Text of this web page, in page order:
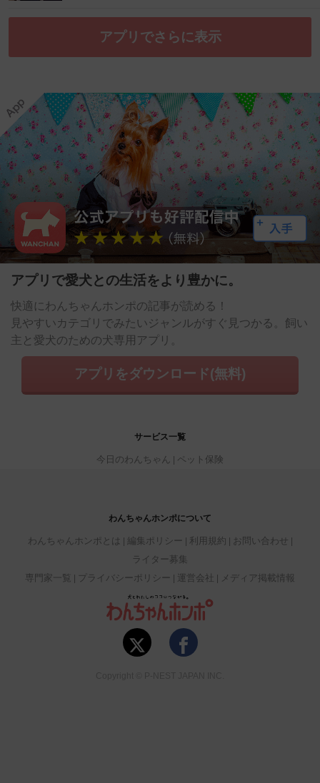
アプリでさらに表示
アプリで愛犬との生活をより豊かに。
快適にわんちゃんホンポの記事が読める！
見やすいカテゴリでみたいジャンルがすぐ見つかる。飼い
主と愛犬のための犬専用アプリ。
アプリをダウンロード(無料)
サービス一覧
今日のわんちゃん ペット保険
わんちゃんホンポについて
わんちゃんホンポとは 編集ポリシー 利用規約
お問い合わせ
ライター募集
専門家一覧
プライバシーポリシー 運営会社 メディア掲載情報